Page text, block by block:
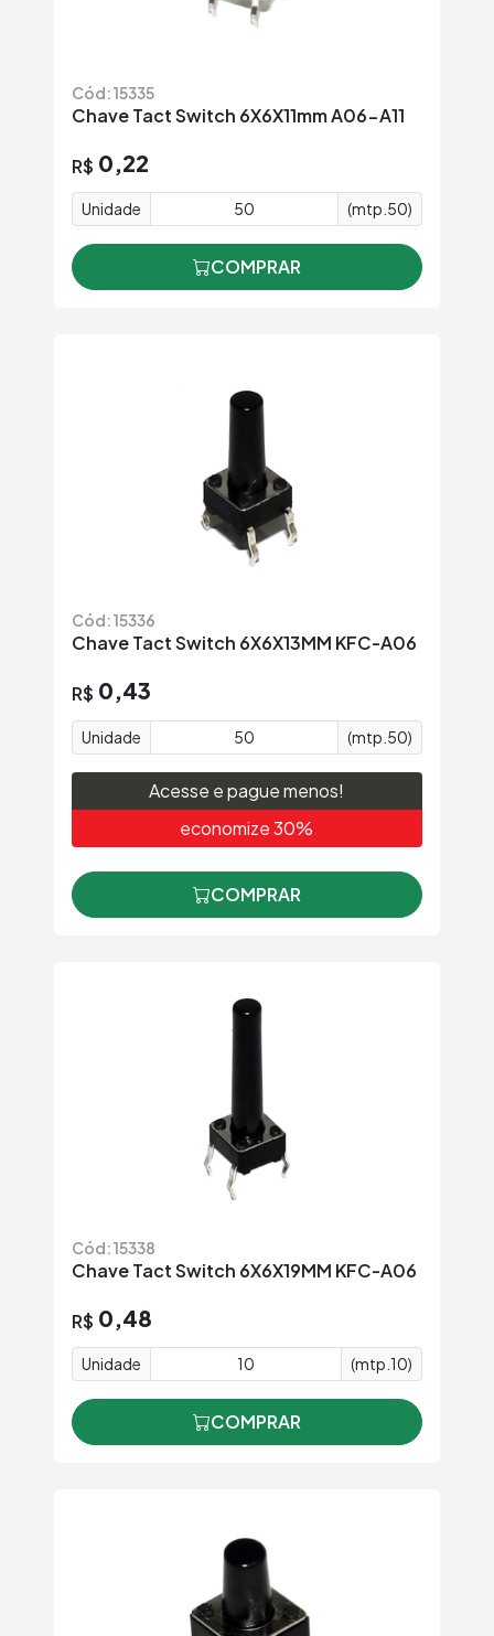
Cód: 15335
Chave Tact Switch 6X6X11mm A06-A11
R$ 0,22
Unidade (mtp.50)
COMPRAR
Cód: 15336
Chave Tact Switch 6X6X13MM KFC-A06
R$ 0,43
Unidade (mtp.50)
Acesse e pague menos!
economize 30%
COMPRAR
Cód: 15338
Chave Tact Switch 6X6X19MM KFC-A06
R$ 0,48
Unidade (mtp.10)
COMPRAR